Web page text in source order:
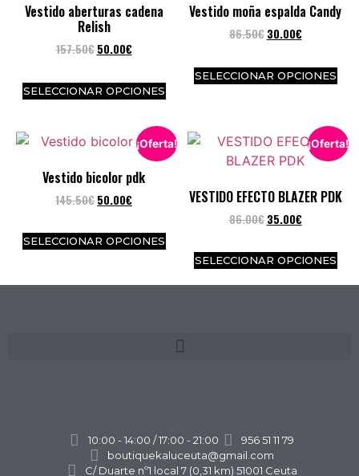
Vestido aberturas cadena
Relish
157.50€ 50.00€
SELECCIONAR OPCIONES
Vestido moña espalda Candy
86.50€ 30.00€
SELECCIONAR OPCIONES
¡Oferta!
Vestido bicolor pdk
145.50€ 50.00€
SELECCIONAR OPCIONES
¡Oferta!
VESTIDO EFECTO BLAZER PDK
86.00€ 35.00€
SELECCIONAR OPCIONES
10:00 - 14:00 / 17:00 - 21:00
956 51 11 79
boutiquekaluceuta@gmail.com
C/ Duarte nº1 local 7 (0,31 km) 51001 Ceuta